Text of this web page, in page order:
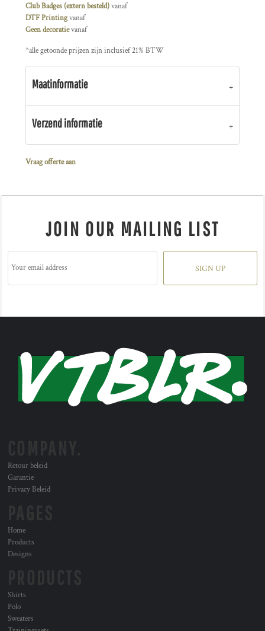
Club Badges (extern besteld)vanaf
DTF Printingvanaf
Geen decoratievanaf
*alle getoonde prijzen zijn inclusief 21% BTW
Maatinformatie
Verzend informatie
Vraag offerte aan
JOIN OUR MAILING LIST
SIGN UP
Retour beleid
Garantie
Privacy Beleid
Home
Products
Designs
Shirts
Polo
Sweaters